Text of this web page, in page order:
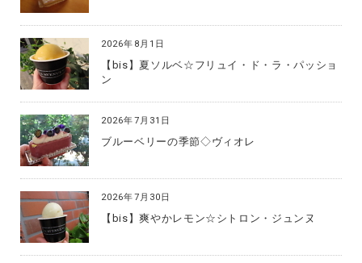
【bis】夏ソルベ☆フリュイ・ド・ラ・パッショ
ン
2026年8月1日
ブルーベリーの季節◇ヴィオレ
2026年7月31日
【bis】爽やかレモン☆シトロン・ジュンヌ
2026年7月30日